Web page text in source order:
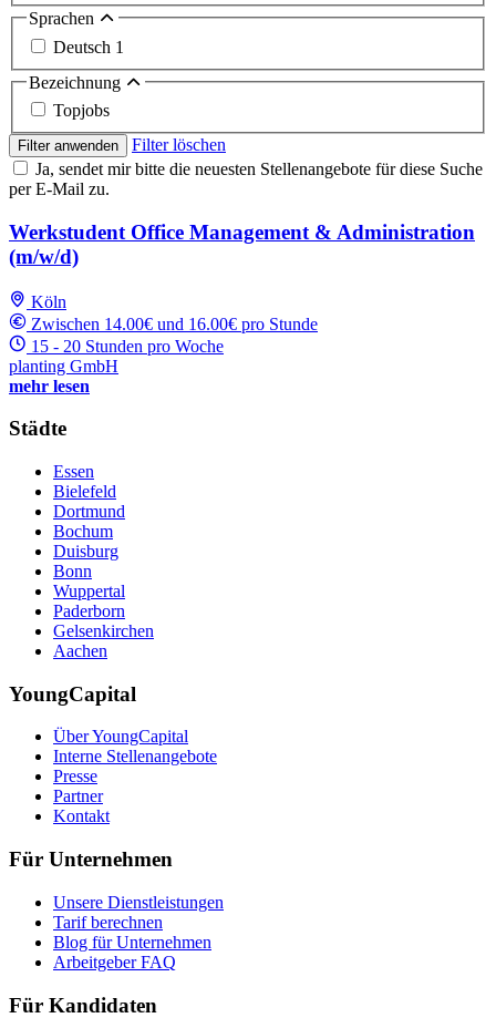
Sprachen
Deutsch 1
Bezeichnung
Topjobs
Filter anwenden
Filter löschen
Ja, sendet mir bitte die neuesten Stellenangebote für diese Suche
per E-Mail zu.
Werkstudent Office Management & Administration
(m/w/d)
Köln
Zwischen 14.00€ und 16.00€ pro Stunde
15 - 20 Stunden pro Woche
planting GmbH
mehr lesen
Städte
Essen
Bielefeld
Dortmund
Bochum
Duisburg
Bonn
Wuppertal
Paderborn
Gelsenkirchen
Aachen
YoungCapital
Über YoungCapital
Interne Stellenangebote
Presse
Partner
Kontakt
Für Unternehmen
Unsere Dienstleistungen
Tarif berechnen
Blog für Unternehmen
Arbeitgeber FAQ
Für Kandidaten